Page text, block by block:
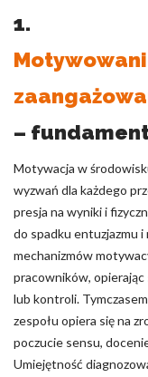
1.
–
Motywacja w
wyzwań dla każdego
presja na wyniki i
do spadku entuzjazmu
mechanizmów
pracowników, opierając
lub kontroli.
zespołu opiera się na
poczucie sensu,
Umiejętność